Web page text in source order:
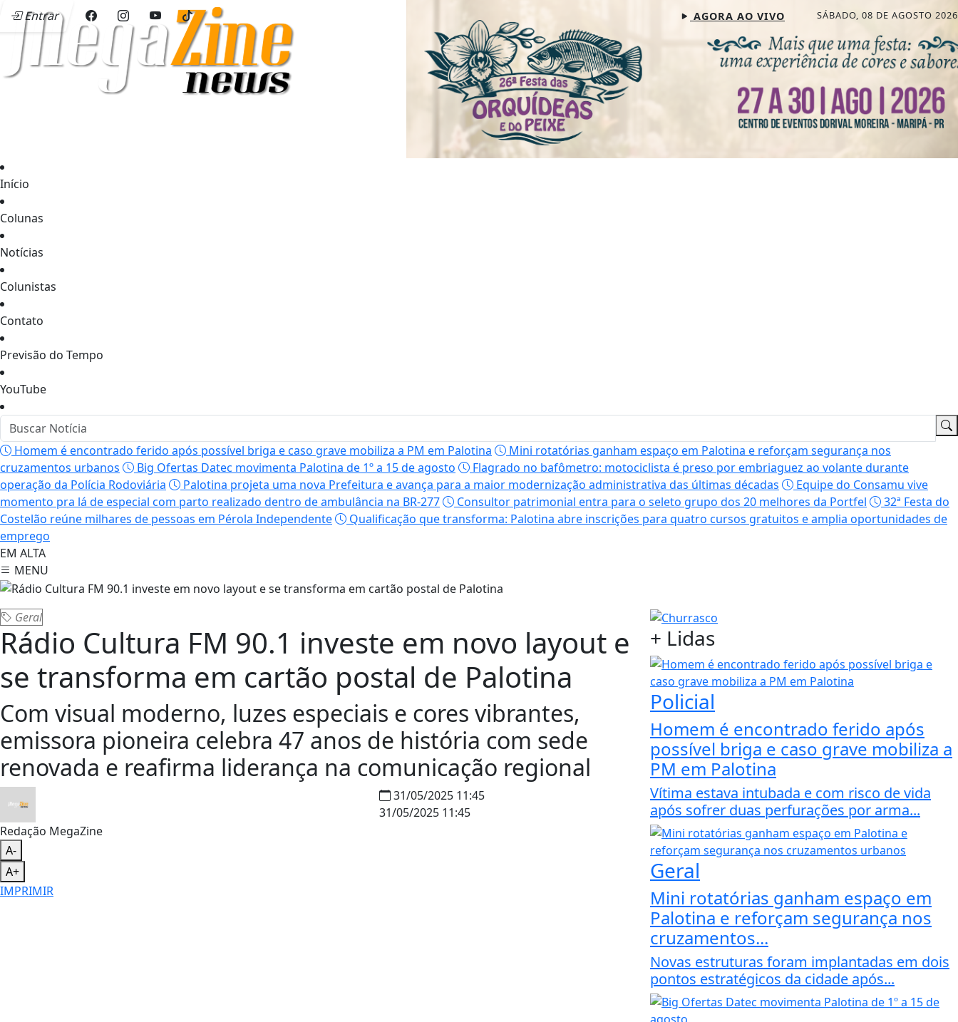
Entrar SÁBADO, 08 DE AGOSTO 2026
AGORA AO VIVO
Início
Colunas
Notícias
Colunistas
Contato
Previsão do Tempo
YouTube
Homem é encontrado ferido após possível briga e caso grave mobiliza a PM em Palotina
Mini rotatórias ganham espaço em Palotina e reforçam segurança nos
cruzamentos urbanos
Big Ofertas Datec movimenta Palotina de 1º a 15 de agosto
Flagrado no bafômetro: motociclista é preso por embriaguez ao volante durante
operação da Polícia Rodoviária
Palotina projeta uma nova Prefeitura e avança para a maior modernização administrativa das últimas décadas
Equipe do Consamu vive
momento pra lá de especial com parto realizado dentro de ambulância na BR-277
Consultor patrimonial entra para o seleto grupo dos 20 melhores da Portfel
32ª Festa do
Costelão reúne milhares de pessoas em Pérola Independente
Qualificação que transforma: Palotina abre inscrições para quatro cursos gratuitos e amplia oportunidades de
emprego
EM ALTA
MENU
Geral
Rádio Cultura FM 90.1 investe em novo layout e
se transforma em cartão postal de Palotina
Com visual moderno, luzes especiais e cores vibrantes,
emissora pioneira celebra 47 anos de história com sede
renovada e reafirma liderança na comunicação regional
Redação MegaZine
31/05/2025 11:45
31/05/2025 11:45
A-
A+
IMPRIMIR
+ Lidas
Policial
Homem é encontrado ferido após
possível briga e caso grave mobiliza a
PM em Palotina
Vítima estava intubada e com risco de vida
após sofrer duas perfurações por arma...
Geral
Mini rotatórias ganham espaço em
Palotina e reforçam segurança nos
cruzamentos...
Novas estruturas foram implantadas em dois
pontos estratégicos da cidade após...